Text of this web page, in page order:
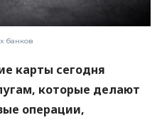
банков
карты сегодня
которые делают
операции,